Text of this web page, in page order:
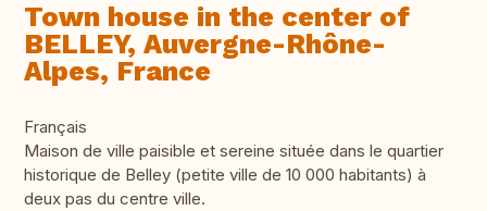
Town house in the center of
BELLEY, Auvergne-Rhône-
Alpes, France
Français
Maison de ville paisible et sereine située dans le quartier
historique de Belley (petite ville de 10 000 habitants) à
deux pas du centre ville.